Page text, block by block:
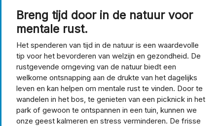
Breng tijd door in de natuur voor
mentale rust.
Het spenderen van tijd in de natuur is een waardevolle
tip voor het bevorderen van welzijn en gezondheid. De
rustgevende omgeving van de natuur biedt een
welkome ontsnapping aan de drukte van het dagelijks
leven en kan helpen om mentale rust te vinden. Door te
wandelen in het bos, te genieten van een picknick in het
park of gewoon te ontspannen in een tuin, kunnen we
onze geest kalmeren en stress verminderen. De frisse